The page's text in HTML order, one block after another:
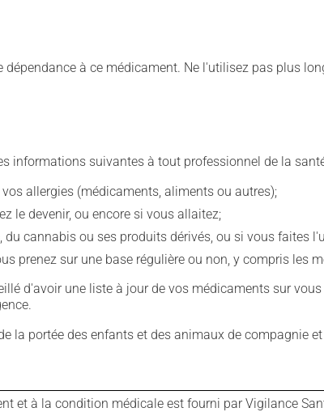
dépendance à ce médicament. Ne l'utilisez pas plus
informations suivantes à tout professionnel de la
allergies (médicaments, aliments ou autres);
le devenir, ou encore si vous allaitez;
cannabis ou ses produits dérivés, ou si vous faites
prenez sur une base régulière ou non, y compris
d'avoir une liste à jour de vos médicaments sur
la portée des enfants et des animaux de
et à la condition médicale est fourni par Vigilance